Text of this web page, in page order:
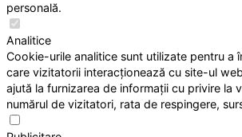
personală.
Analitice
Cookie-urile analitice sunt utilizate pentru a
care vizitatorii interacționează cu site-ul
ajută la furnizarea de informații cu privire la
numărul de vizitatori, rata de respingere,